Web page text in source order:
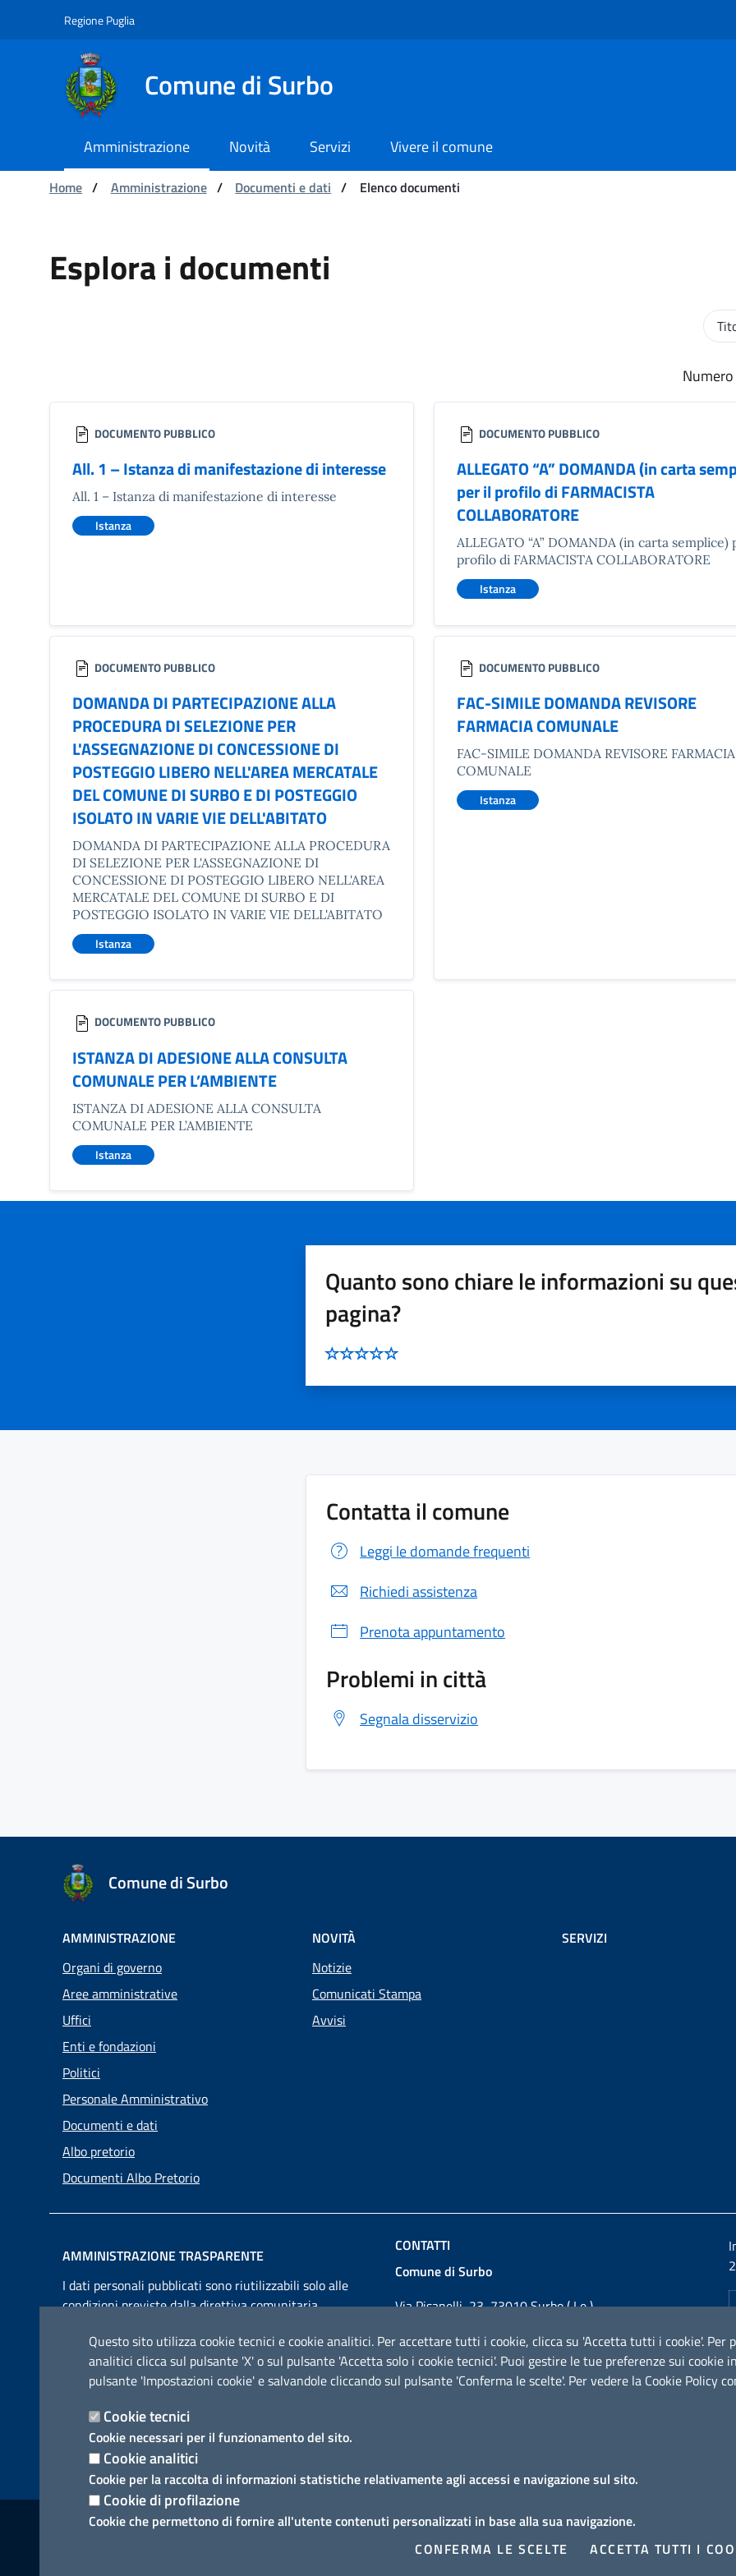
Navigazione
Salta al contenuto
Questo sito utilizza cookie tecnici e cookie analitici. Per accettare tutti i cookie, clicca su 'Accetta tutti i cookie'. Per
analitici clicca sul pulsante 'X' o sul pulsante 'Accetta solo i cookie tecnici'. Puoi gestire le tue preferenze sui cookie
pulsante 'Impostazioni cookie' e salvandole cliccando sul pulsante 'Conferma le scelte'. Per vedere la Cookie Policy
Cookie tecnici
Cookie necessari per il funzionamento del sito.
Cookie analitici
Cookie per la raccolta di informazioni statistiche relativamente agli accessi e navigazione sul sito.
Cookie di profilazione
Cookie che permettono di fornire all'utente contenuti personalizzati in base alla sua navigazione.
CONFERMA LE SCELTE
ACCETTA TUTTI I
Regione Puglia
Comune di Surbo
Amministrazione Novità Servizi
Vivere il comune
Ti trovi in:
Home / Amministrazione / Documenti e dati / Elenco documenti
Esplora i documenti
DOCUMENTO PUBBLICO
All. 1 – Istanza di manifestazione di interesse
All. 1 – Istanza di manifestazione di interesse
Istanza
DOCUMENTO PUBBLICO
ALLEGATO “A” DOMANDA (in carta
per il profilo di FARMACISTA
COLLABORATORE
ALLEGATO “A” DOMANDA (in carta semplice)
profilo di FARMACISTA COLLABORATORE
Istanza
DOCUMENTO PUBBLICO
DOMANDA DI PARTECIPAZIONE ALLA
PROCEDURA DI SELEZIONE PER
L'ASSEGNAZIONE DI CONCESSIONE DI
POSTEGGIO LIBERO NELL'AREA MERCATALE
DEL COMUNE DI SURBO E DI POSTEGGIO
ISOLATO IN VARIE VIE DELL'ABITATO
DOMANDA DI PARTECIPAZIONE ALLA PROCEDURA
DI SELEZIONE PER L'ASSEGNAZIONE DI
CONCESSIONE DI POSTEGGIO LIBERO NELL'AREA
MERCATALE DEL COMUNE DI SURBO E DI
POSTEGGIO ISOLATO IN VARIE VIE DELL'ABITATO
Istanza
DOCUMENTO PUBBLICO
FAC-SIMILE DOMANDA REVISORE
FARMACIA COMUNALE
FAC-SIMILE DOMANDA REVISORE FARMACIA
COMUNALE
Istanza
DOCUMENTO PUBBLICO
ISTANZA DI ADESIONE ALLA CONSULTA
COMUNALE PER L’AMBIENTE
ISTANZA DI ADESIONE ALLA CONSULTA
COMUNALE PER L’AMBIENTE
Istanza
Quanto sono chiare le informazioni su
pagina?
Contatta il comune
Leggi le domande frequenti
Richiedi assistenza
Prenota appuntamento
Problemi in città
Segnala disservizio
Comune di Surbo
AMMINISTRAZIONE
Organi di governo
Aree amministrative
Uffici
Enti e fondazioni
Politici
Personale Amministrativo
Documenti e dati
Albo pretorio
Documenti Albo Pretorio
NOVITÀ
Notizie
Comunicati Stampa
Avvisi
SERVIZI
AMMINISTRAZIONE TRASPARENTE
I dati personali pubblicati sono riutilizzabili solo alle
condizioni previste dalla direttiva comunitaria
CONTATTI
Comune di Surbo
Via Pisanelli, 23, 73010 Surbo ( Le )
Telefono: 0832 360800
Fax: 0832 360821
Email:comunesurbo@pec.it
Link utili
Informativa privacy Dichiarazione di accessibilità Domande frequenti